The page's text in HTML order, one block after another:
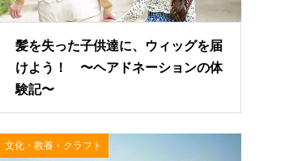
2020.12.23
髪を失った子供達に、ウィッグを届
けよう！ 〜ヘアドネーションの体
験記〜
文化・教養・クラフト